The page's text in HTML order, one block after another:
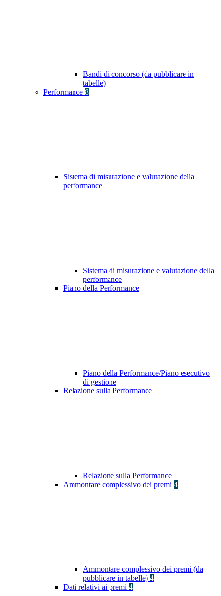
Bandi di concorso (da pubblicare in
tabelle)
Performance 8
Sistema di misurazione e valutazione della
performance
Sistema di misurazione e valutazione della
performance
Piano della Performance
Piano della Performance/Piano esecutivo
di gestione
Relazione sulla Performance
Relazione sulla Performance
Ammontare complessivo dei premi 4
Ammontare complessivo dei premi (da
pubblicare in tabelle) 4
Dati relativi ai premi 4